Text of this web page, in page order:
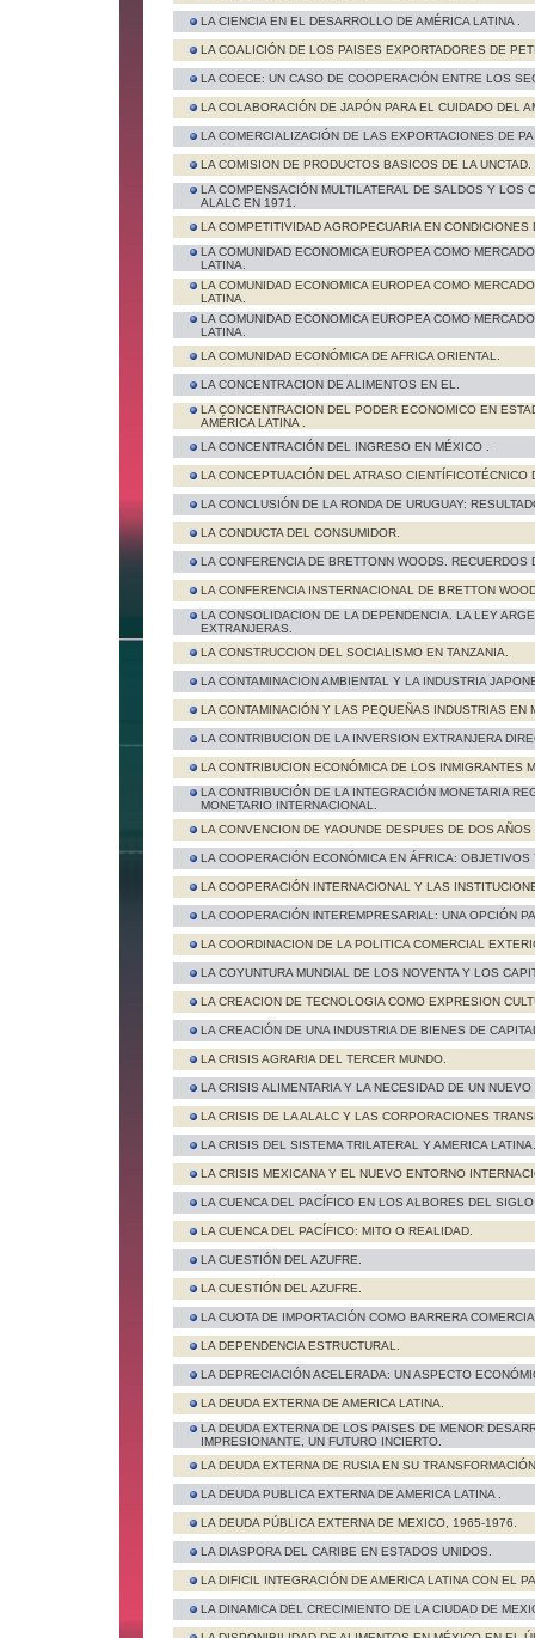
LA CIENCIA EN EL DESARROLLO DE AMÉRICA LATINA .
LA COALICIÓN DE LOS PAISES EXPORTADORES DE
LA COECE: UN CASO DE COOPERACIÓN ENTRE LOS
LA COLABORACIÓN DE JAPÓN PARA EL CUIDADO DEL
LA COMERCIALIZACIÓN DE LAS EXPORTACIONES DE
LA COMISION DE PRODUCTOS BASICOS DE LA UNCTAD.
LA COMPENSACIÓN MULTILATERAL DE SALDOS Y LOS
ALALC EN 1971.
LA COMPETITIVIDAD AGROPECUARIA EN CONDICIONES
LA COMUNIDAD ECONOMICA EUROPEA COMO
LATINA.
LA COMUNIDAD ECONOMICA EUROPEA COMO
LATINA.
LA COMUNIDAD ECONOMICA EUROPEA COMO
LATINA.
LA COMUNIDAD ECONÓMICA DE AFRICA ORIENTAL.
LA CONCENTRACION DE ALIMENTOS EN EL.
LA CONCENTRACION DEL PODER ECONOMICO EN
AMÉRICA LATINA .
LA CONCENTRACIÓN DEL INGRESO EN MÉXICO .
LA CONCEPTUACIÓN DEL ATRASO
LA CONCLUSIÓN DE LA RONDA DE URUGUAY:
LA CONDUCTA DEL CONSUMIDOR.
LA CONFERENCIA DE BRETTONN WOODS. RECUERDOS
LA CONFERENCIA INSTERNACIONAL DE BRETTON
LA CONSOLIDACION DE LA DEPENDENCIA. LA LEY
EXTRANJERAS.
LA CONSTRUCCION DEL SOCIALISMO EN TANZANIA.
LA CONTAMINACION AMBIENTAL Y LA INDUSTRIA
LA CONTAMINACIÓN Y LAS PEQUEÑAS INDUSTRIAS EN
LA CONTRIBUCION DE LA INVERSION EXTRANJERA
LA CONTRIBUCION ECONÓMICA DE LOS INMIGRANTES
LA CONTRIBUCIÓN DE LA INTEGRACIÓN MONETARIA
MONETARIO INTERNACIONAL.
LA CONVENCION DE YAOUNDE DESPUES DE DOS
LA COOPERACIÓN ECONÓMICA EN ÁFRICA:
LA COOPERACIÓN INTERNACIONAL Y LAS
LA COOPERACIÓN lNTEREMPRESARIAL: UNA OPCIÓN
LA COORDINACION DE LA POLITICA COMERCIAL
LA COYUNTURA MUNDIAL DE LOS NOVENTA Y LOS
LA CREACION DE TECNOLOGIA COMO EXPRESION
LA CREACIÓN DE UNA INDUSTRIA DE BIENES DE
LA CRISIS AGRARIA DEL TERCER MUNDO.
LA CRISIS ALIMENTARIA Y LA NECESIDAD DE UN
LA CRISIS DE LA ALALC Y LAS CORPORACIONES
LA CRISIS DEL SISTEMA TRILATERAL Y AMERICA LATINA.
LA CRISIS MEXICANA Y EL NUEVO ENTORNO
LA CUENCA DEL PACÍFICO EN LOS ALBORES DEL
LA CUENCA DEL PACÍFICO: MITO O REALIDAD.
LA CUESTIÓN DEL AZUFRE.
LA CUESTIÓN DEL AZUFRE.
LA CUOTA DE IMPORTACIÓN COMO BARRERA
LA DEPENDENCIA ESTRUCTURAL.
LA DEPRECIACIÓN ACELERADA: UN ASPECTO
LA DEUDA EXTERNA DE AMERICA LATINA.
LA DEUDA EXTERNA DE LOS PAISES DE MENOR
IMPRESIONANTE, UN FUTURO INCIERTO.
LA DEUDA EXTERNA DE RUSIA EN SU
LA DEUDA PUBLICA EXTERNA DE AMERICA LATINA .
LA DEUDA PÚBLICA EXTERNA DE MEXICO, 1965-1976.
LA DIASPORA DEL CARIBE EN ESTADOS UNIDOS.
LA DIFICIL INTEGRACIÓN DE AMERICA LATINA CON EL
LA DINAMICA DEL CRECIMIENTO DE LA CIUDAD DE